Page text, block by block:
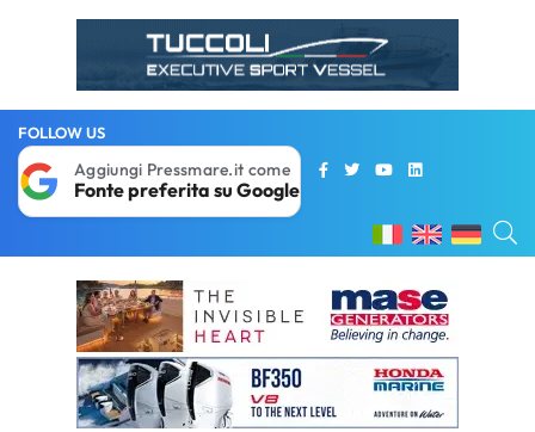
FOLLOW US
Aggiungi Pressmare.it come
Fonte preferita su Google